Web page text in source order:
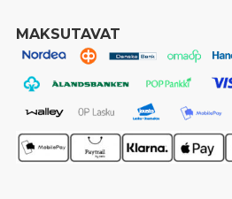
MAKSUTAVAT